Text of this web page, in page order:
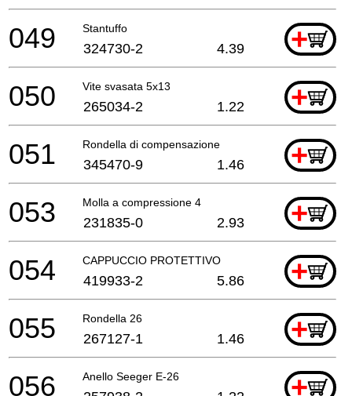
Stantuffo +
049 324730-2 4.39
Vite svasata 5x13 +
050 265034-2 1.22
Rondella di compensazione +
051 345470-9 1.46
Molla a compressione 4 +
053 231835-0 2.93
CAPPUCCIO PROTETTIVO +
054 419933-2 5.86
Rondella 26 +
055 267127-1 1.46
Anello Seeger E-26 +
056